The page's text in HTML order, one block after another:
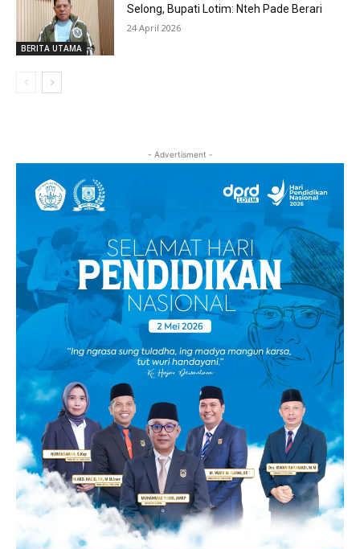
BERITA UTAMA
Selong, Bupati Lotim: Nteh Pade Berari
24 April 2026
- Advertisment -